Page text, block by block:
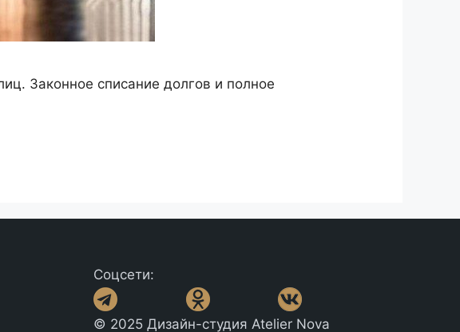
Законное списание долгов и полное
Соцсети:
© 2025 Дизайн-студия Atelier Nova